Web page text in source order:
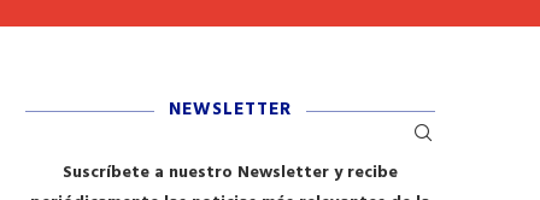
NEWSLETTER
Suscríbete a nuestro Newsletter y recibe